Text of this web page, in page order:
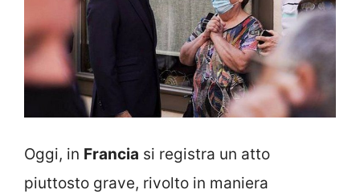
Oggi, in Francia si registra un atto
piuttosto grave, rivolto in maniera